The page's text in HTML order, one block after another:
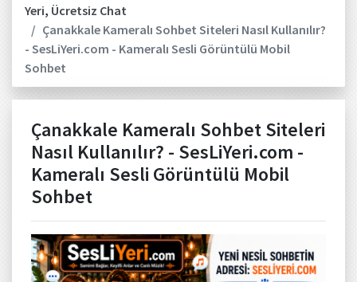
Yeri, Ücretsiz Chat
Çanakkale Kameralı Sohbet Siteleri Nasıl Kullanılır?
- SesLiYeri.com - Kameralı Sesli Görüntülü Mobil
Sohbet
Çanakkale Kameralı Sohbet Siteleri
Nasıl Kullanılır? - SesLiYeri.com -
Kameralı Sesli Görüntülü Mobil
Sohbet